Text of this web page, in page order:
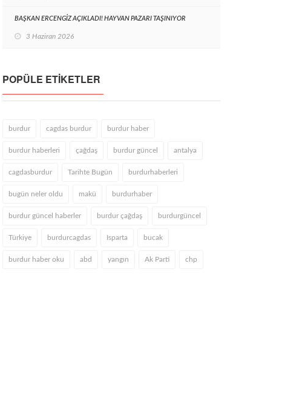
BAŞKAN ERCENGİZ AÇIKLADI! HAYVAN PAZARI TAŞINIYOR
3 Haziran 2026
POPÜLE ETIKETLER
burdur cagdas burdur burdur haber
burdur haberleri çağdaş burdur güncel antalya
cagdasburdur Tarihte Bugün burdurhaberleri
bugün neler oldu makü burdurhaber
burdur güncel haberler burdur çağdaş burdurgüncel
Türkiye burdurcagdas Isparta bucak
burdur haber oku abd yangın Ak Parti chp